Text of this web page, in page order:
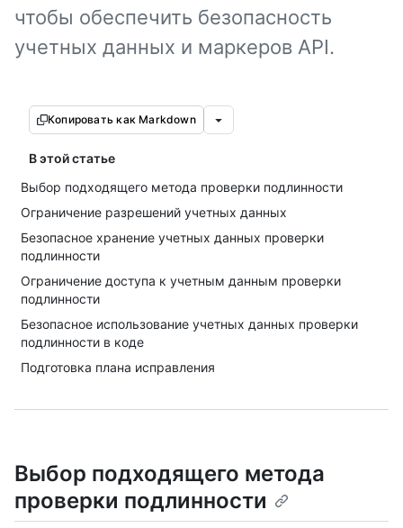
чтобы обеспечить безопасность
учетных данных и маркеров API.
Копировать как Markdown
В этой статье
Выбор подходящего метода проверки подлинности
Ограничение разрешений учетных данных
Безопасное хранение учетных данных проверки
подлинности
Ограничение доступа к учетным данным проверки
подлинности
Безопасное использование учетных данных проверки
подлинности в коде
Подготовка плана исправления
Выбор подходящего метода
проверки подлинности